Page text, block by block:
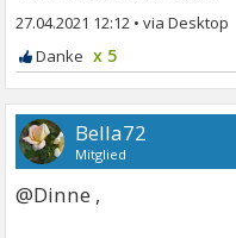
27.04.2021 12:12 •
x 5
Bella72
Mitglied
@Dinne ,